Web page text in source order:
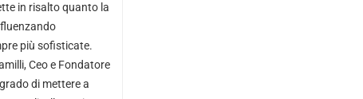
in risalto quanto la
più sofisticate.
Ceo e Fondatore
di mettere a